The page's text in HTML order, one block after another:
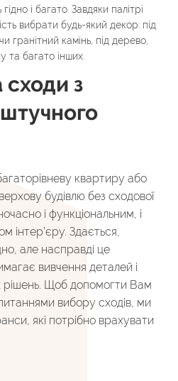
і багато. Завдяки палітрі
вибрати будь-який декор: під
гранітний камінь, під дерево,
та багато інших.
з
квартиру або
будівлю без сходової
і функціональним, і
інтер’єру. Здається,
але насправді це
вивчення деталей і
рішень. Щоб допомогти Вам
вибору сходів, ми
які потрібно врахувати